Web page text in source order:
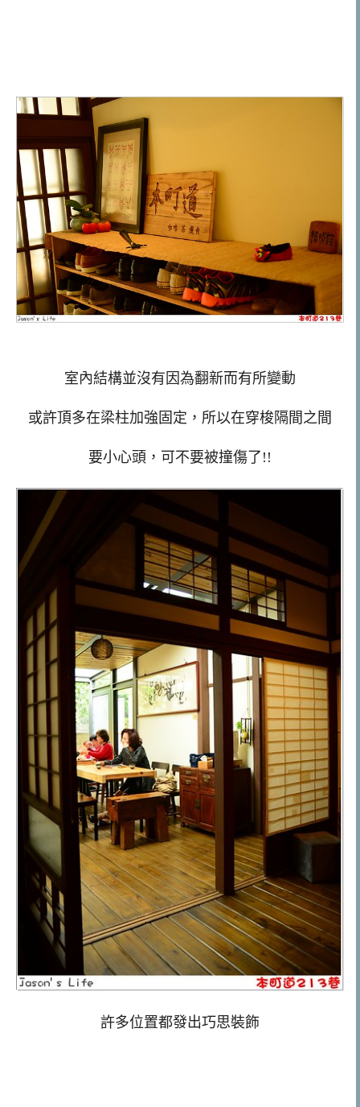
室內結構並沒有因為翻新而有所變動
或許頂多在梁柱加強固定，所以在穿梭隔間之間
要小心頭，可不要被撞傷了!!
許多位置都發出巧思裝飾